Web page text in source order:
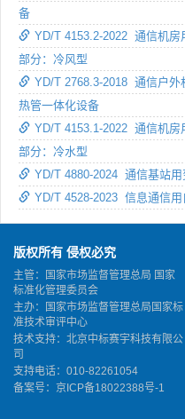
备
YD/T 4153.2-2022 通信机房
部分：冷风型
YD/T 2768.3-2018 通信户外
热管一体化设备
YD/T 4153.1-2022 通信机房
部分：冷水型
YD/T 4880-2024 通信基站
YD/T 4528-2023 信息通信
版权所有 侵权必究
主管：国家市场监督管理总局 国家
标准化管理委员会
主办：国家市场监督管理总局国家标
准技术审评中心
技术支持：北京中标赛宇科技有限公
司
支持电话：010-82261054
备案号： 京ICP备18022388号-1